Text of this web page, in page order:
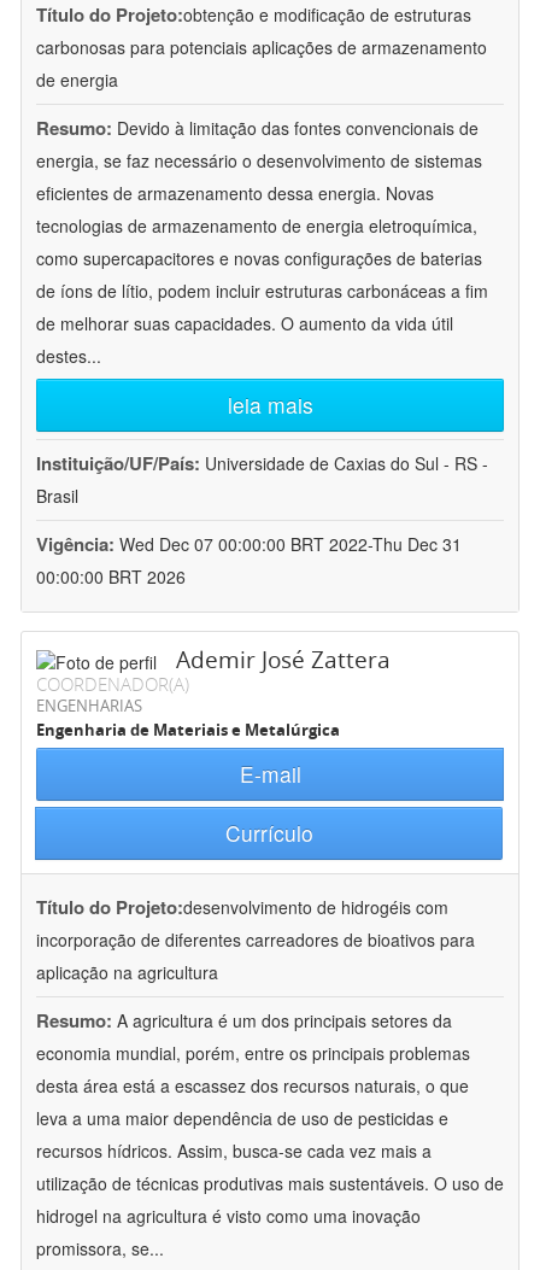
Título do Projeto:obtenção e modificação de estruturas
carbonosas para potenciais aplicações de armazenamento
de energia
Resumo: Devido à limitação das fontes convencionais de
energia, se faz necessário o desenvolvimento de sistemas
eficientes de armazenamento dessa energia. Novas
tecnologias de armazenamento de energia eletroquímica,
como supercapacitores e novas configurações de baterias
de íons de lítio, podem incluir estruturas carbonáceas a fim
de melhorar suas capacidades. O aumento da vida útil
destes...
leia mais
Instituição/UF/País: Universidade de Caxias do Sul - RS -
Brasil
Vigência: Wed Dec 07 00:00:00 BRT 2022-Thu Dec 31
00:00:00 BRT 2026
Ademir José Zattera
COORDENADOR(A)
ENGENHARIAS
Engenharia de Materiais e Metalúrgica
E-mail
Currículo
Título do Projeto:desenvolvimento de hidrogéis com
incorporação de diferentes carreadores de bioativos para
aplicação na agricultura
Resumo: A agricultura é um dos principais setores da
economia mundial, porém, entre os principais problemas
desta área está a escassez dos recursos naturais, o que
leva a uma maior dependência de uso de pesticidas e
recursos hídricos. Assim, busca-se cada vez mais a
utilização de técnicas produtivas mais sustentáveis. O uso de
hidrogel na agricultura é visto como uma inovação
promissora, se...